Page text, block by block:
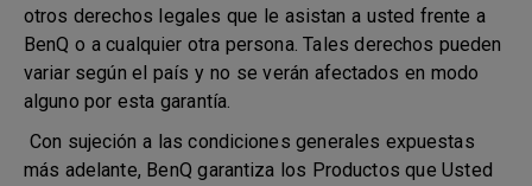
otros derechos legales que le asistan a usted frente a
BenQ o a cualquier otra persona. Tales derechos pueden
variar según el país y no se verán afectados en modo
alguno por esta garantía.
Con sujeción a las condiciones generales expuestas
más adelante, BenQ garantiza los Productos que Usted